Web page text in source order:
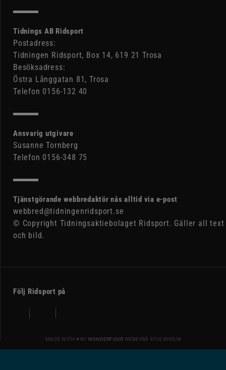
Tidnings AB Ridsport
Postadress:
Tidningen Ridsport, Box 14, 619 21 Trosa
Besöksadress:
Östra Långgatan 81, Trosa
Telefon 0156-132 40
Ansvarig utgivare
Susanne Tornberg
Telefon 0156-348 75
Tjänstgörande webbredaktör nås alltid via e-post
webbred@tidningenridsport.se
© Copyright Tidningsaktiebolaget Ridsport. Gäller all text
och bild.
Följ Ridsport på
MADE WITH ♥ BY WONDERFOUR WEBBYRÅ STOCKHOLM